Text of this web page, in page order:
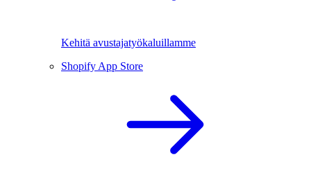
Kehitä avustajatyökaluillamme
Shopify App Store